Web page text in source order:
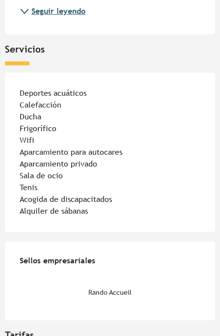
Seguir leyendo
Servicios
Deportes acuáticos
Calefacción
Ducha
Frigorífico
Wifi
Aparcamiento para autocares
Aparcamiento privado
Sala de ocio
Tenis
Acogida de discapacitados
Alquiler de sábanas
Sellos empresariales
Sellos empresariales
Rando Accueil